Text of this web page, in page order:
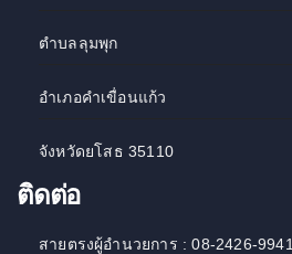
ตำบลลุมพุก
อำเภอคำเขื่อนแก้ว
จังหวัดยโสธ 35110
ติดต่อ
สายตรงผู้อำนวยการ : 08-2426-9941